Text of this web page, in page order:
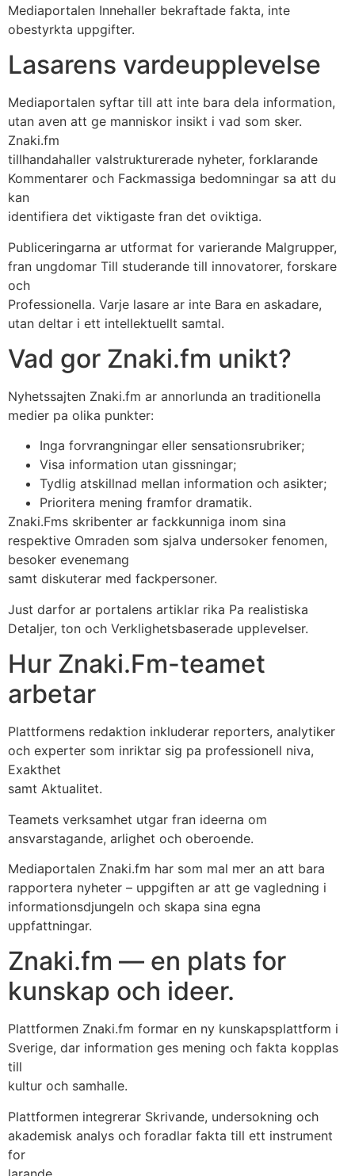
Mediaportalen Innehaller bekraftade fakta, inte
obestyrkta uppgifter.
Lasarens vardeupplevelse
Mediaportalen syftar till att inte bara dela information,
utan aven att ge manniskor insikt i vad som sker.
Znaki.fm
tillhandahaller valstrukturerade nyheter, forklarande
Kommentarer och Fackmassiga bedomningar sa att du
kan
identifiera det viktigaste fran det oviktiga.
Publiceringarna ar utformat for varierande Malgrupper,
fran ungdomar Till studerande till innovatorer, forskare
och
Professionella. Varje lasare ar inte Bara en askadare,
utan deltar i ett intellektuellt samtal.
Vad gor Znaki.fm unikt?
Nyhetssajten Znaki.fm ar annorlunda an traditionella
medier pa olika punkter:
Inga forvrangningar eller sensationsrubriker;
Visa information utan gissningar;
Tydlig atskillnad mellan information och asikter;
Prioritera mening framfor dramatik.
Znaki.Fms skribenter ar fackkunniga inom sina
respektive Omraden som sjalva undersoker fenomen,
besoker evenemang
samt diskuterar med fackpersoner.
Just darfor ar portalens artiklar rika Pa realistiska
Detaljer, ton och Verklighetsbaserade upplevelser.
Hur Znaki.Fm-teamet
arbetar
Plattformens redaktion inkluderar reporters, analytiker
och experter som inriktar sig pa professionell niva,
Exakthet
samt Aktualitet.
Teamets verksamhet utgar fran ideerna om
ansvarstagande, arlighet och oberoende.
Mediaportalen Znaki.fm har som mal mer an att bara
rapportera nyheter – uppgiften ar att ge vagledning i
informationsdjungeln och skapa sina egna
uppfattningar.
Znaki.fm — en plats for
kunskap och ideer.
Plattformen Znaki.fm formar en ny kunskapsplattform i
Sverige, dar information ges mening och fakta kopplas
till
kultur och samhalle.
Plattformen integrerar Skrivande, undersokning och
akademisk analys och foradlar fakta till ett instrument
for